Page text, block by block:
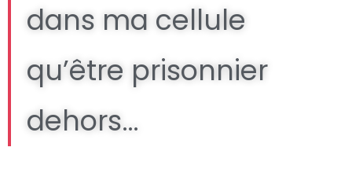
dans ma cellule
qu’être prisonnier
dehors…